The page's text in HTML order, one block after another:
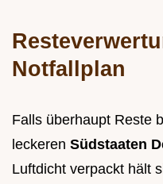
Notfallplan
Falls überhaupt Reste
leckeren Südstaaten
Luftdicht verpackt hält